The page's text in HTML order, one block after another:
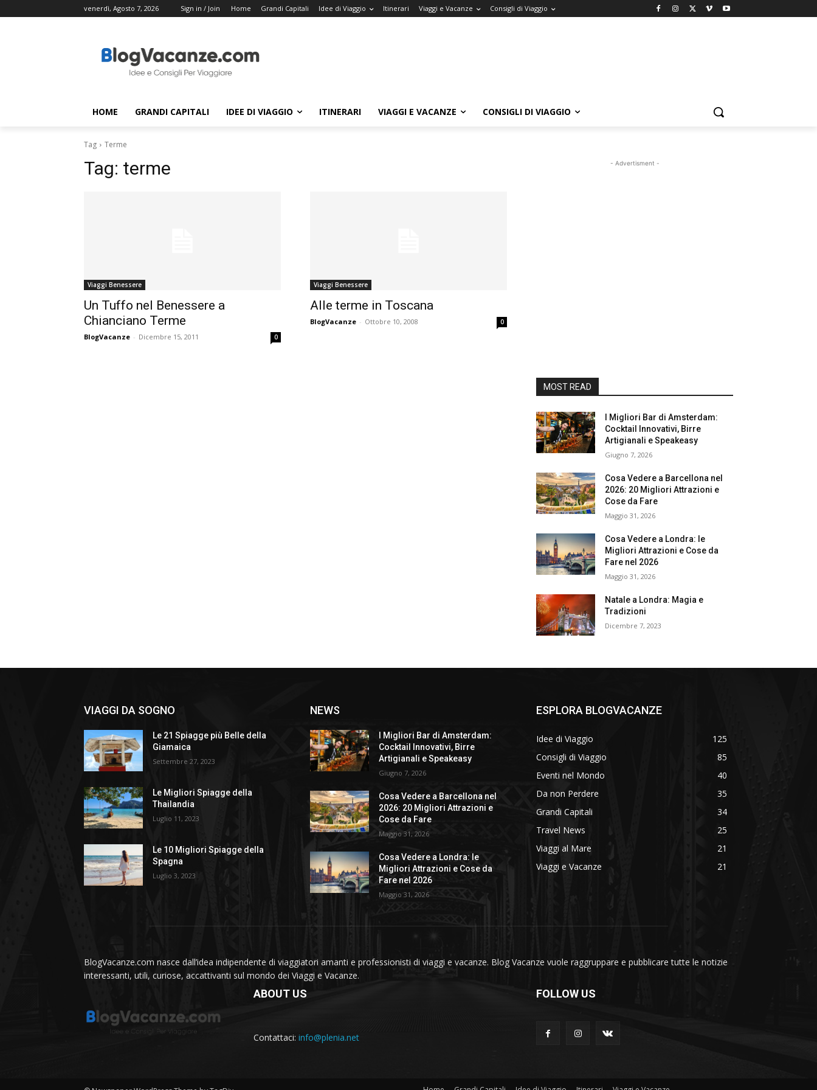
venerdì, Agosto 7, 2026 Sign in / Join Home Grandi Capitali Idee di Viaggio Itinerari Viaggi e Vacanze Consigli di Viaggio
HOME GRANDI CAPITALI IDEE DI VIAGGIO ITINERARI VIAGGI E VACANZE CONSIGLI DI VIAGGIO
Tag Terme
Tag: terme
Viaggi Benessere
Un Tuffo nel Benessere a
Chianciano Terme
BlogVacanze - Dicembre 15, 2011 0
Viaggi Benessere
Alle terme in Toscana
BlogVacanze - Ottobre 10, 2008 0
- Advertisment -
MOST READ
I Migliori Bar di Amsterdam:
Cocktail Innovativi, Birre
Artigianali e Speakeasy
Giugno 7, 2026
Cosa Vedere a Barcellona nel
2026: 20 Migliori Attrazioni e
Cose da Fare
Maggio 31, 2026
Cosa Vedere a Londra: le
Migliori Attrazioni e Cose da
Fare nel 2026
Maggio 31, 2026
Natale a Londra: Magia e
Tradizioni
Dicembre 7, 2023
VIAGGI DA SOGNO
Le 21 Spiagge più Belle della
Giamaica
Settembre 27, 2023
Le Migliori Spiagge della
Thailandia
Luglio 11, 2023
Le 10 Migliori Spiagge della
Spagna
Luglio 3, 2023
NEWS
I Migliori Bar di Amsterdam:
Cocktail Innovativi, Birre
Artigianali e Speakeasy
Giugno 7, 2026
Cosa Vedere a Barcellona nel
2026: 20 Migliori Attrazioni e
Cose da Fare
Maggio 31, 2026
Cosa Vedere a Londra: le
Migliori Attrazioni e Cose da
Fare nel 2026
Maggio 31, 2026
ESPLORA BLOGVACANZE
Idee di Viaggio
125
Consigli di Viaggio
85
Eventi nel Mondo
40
Da non Perdere
35
Grandi Capitali
34
Travel News
25
Viaggi al Mare
21
Viaggi e Vacanze
21
BlogVacanze.com nasce dall’idea indipendente di viaggiatori amanti e professionisti di viaggi e vacanze. Blog Vacanze vuole raggruppare e pubblicare tutte le notizie
interessanti, utili, curiose, accattivanti sul mondo dei Viaggi e Vacanze.
ABOUT US
Contattaci: info@plenia.net
FOLLOW US